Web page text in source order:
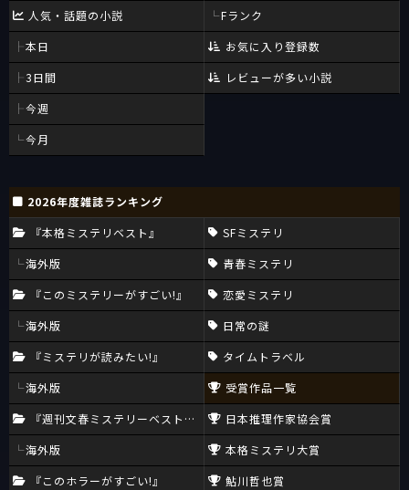
人気・話題の小説
本日
3日間
今週
今月
Fランク
お気に入り登録数
レビューが多い小説
2026年度雑誌ランキング
『本格ミステリベスト』
海外版
『このミステリーがすごい!』
海外版
『ミステリが読みたい!』
海外版
『週刊文春ミステリーベスト10』
海外版
『このホラーがすごい!』
SFミステリ
青春ミステリ
恋愛ミステリ
日常の謎
タイムトラベル
受賞作品一覧
日本推理作家協会賞
本格ミステリ大賞
鮎川哲也賞